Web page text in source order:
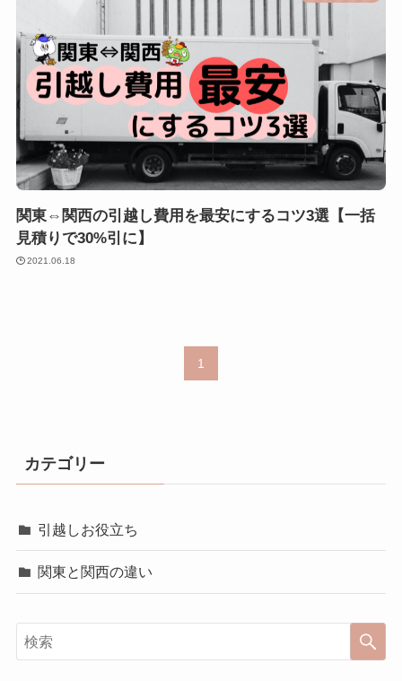
関東⇔関西の引越し費用を最安にするコツ3選【一括
見積りで30%引に】
2021.06.18
1
カテゴリー
引越しお役立ち
関東と関西の違い